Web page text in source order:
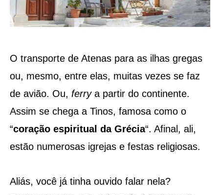
O transporte de Atenas para as ilhas gregas
ou, mesmo, entre elas, muitas vezes se faz
de avião. Ou, ferry a partir do continente.
Assim se chega a Tinos, famosa como o
“coração espiritual da Grécia“. Afinal, ali,
estão numerosas igrejas e festas religiosas.
Aliás, você já tinha ouvido falar nela?